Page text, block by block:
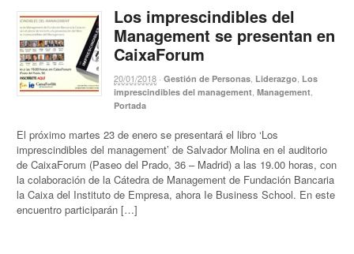
Los imprescindibles del
Management se presentan en
CaixaForum
20/01/2018 ·Gestión de Personas Liderazgo Los
imprescindibles del management ,Management
Portada
El próximo martes 23 de enero se presentará el libro ‘Los
imprescindibles del management’ de Salvador Molina en el auditorio
de CaixaForum (Paseo del Prado, 36 – Madrid) a las 19.00 horas, con
la colaboración de la Cátedra de Management de Fundación Bancaria
la Caixa del Instituto de Empresa, ahora Ie Business School. En este
encuentro participarán […]